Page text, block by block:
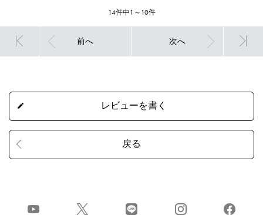
14件中1～10件
前へ 次へ